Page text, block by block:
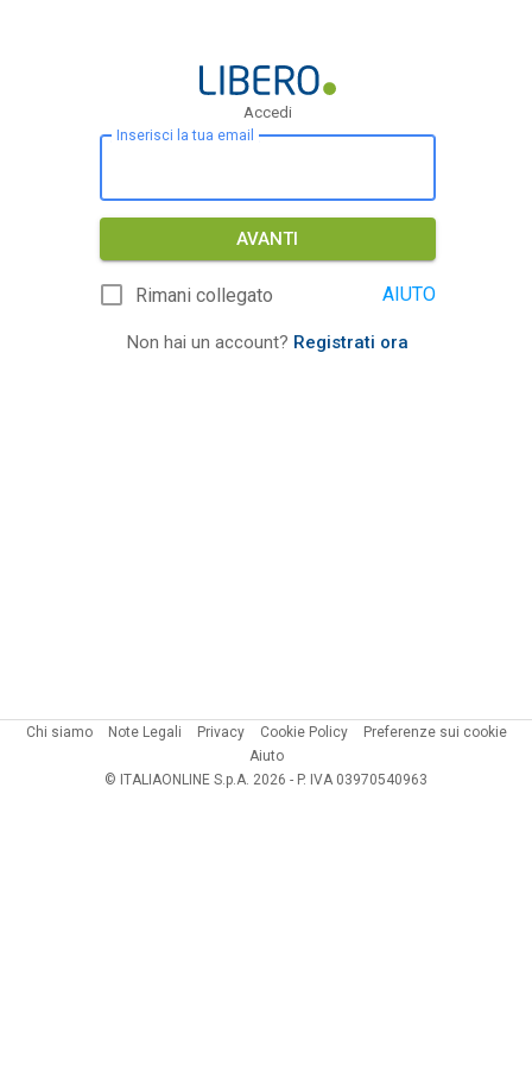
Accedi
Inserisci la tua email
AVANTI
Rimani collegato AIUTO
Non hai un account? Registrati ora
Chi siamo Note Legali Privacy Cookie Policy
Preferenze sui cookie
Aiuto
© ITALIAONLINE S.p.A. 2026 - P. IVA 03970540963